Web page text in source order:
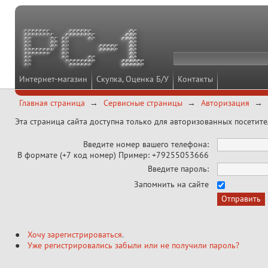
Интернет-магазин Скупка, Оценка Б/У Контакты
Главная страница Сервисные страницы
Авторизация
Эта страница сайта доступна только для авторизованных
Введите номер вашего телефона:
В формате (+7 код номер) Пример: +79255053666
Введите пароль:
Запомнить на сайте
Хочу зарегистрироваться.
Уже регистрировались забыли или не получили пароль?